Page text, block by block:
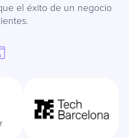
el éxito de un negocio